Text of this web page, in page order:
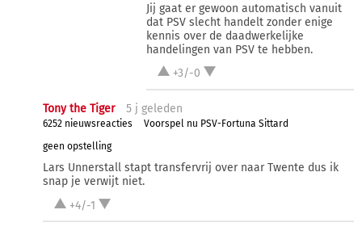
Jij gaat er gewoon automatisch vanuit
dat PSV slecht handelt zonder enige
kennis over de daadwerkelijke
handelingen van PSV te hebben.
+3/-0
Tony the Tiger 5 j geleden
6252 nieuwsreacties
Voorspel nu PSV-Fortuna Sittard
geen opstelling
Lars Unnerstall stapt transfervrij over naar Twente dus ik
snap je verwijt niet.
+4/-1